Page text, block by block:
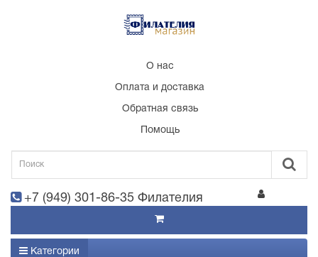
О нас
Оплата и доставка
Обратная связь
Помощь
+7 (949) 301-86-35 Филателия
Категории